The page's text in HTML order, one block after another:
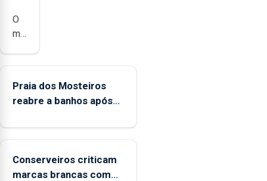
O
município
a
implementar
de
Ser”
Praia dos Mosteiros
reabre a banhos após
Conserveiros criticam
marcas brancas com